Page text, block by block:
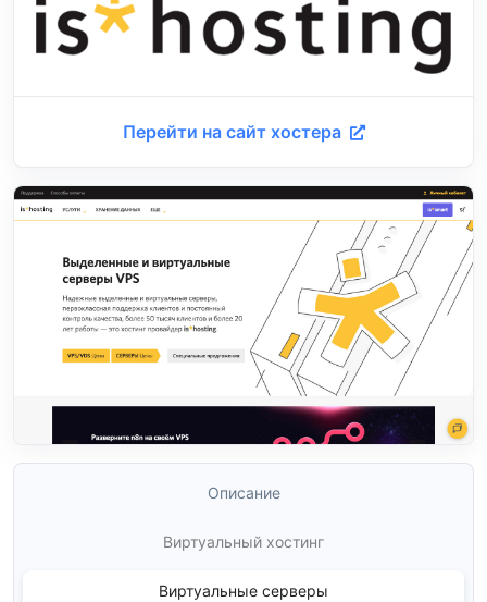
Перейти на сайт хостера
Описание
Виртуальный хостинг
Виртуальные серверы